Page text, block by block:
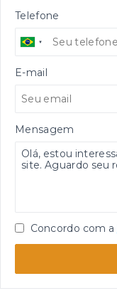
Telefone
E-mail
Mensagem
Concordo com a